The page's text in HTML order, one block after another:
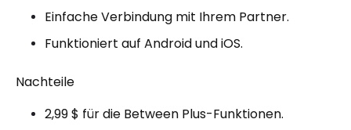
Einfache Verbindung mit Ihrem Partner.
Funktioniert auf Android und iOS.
Nachteile
2,99 $ für die Between Plus-Funktionen.